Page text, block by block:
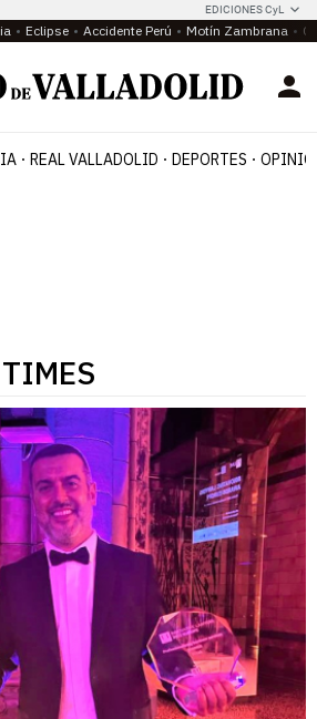
EDICIONES CyL
Eclipse Accidente Perú Motín Zambrana
REAL VALLADOLID DEPORTES